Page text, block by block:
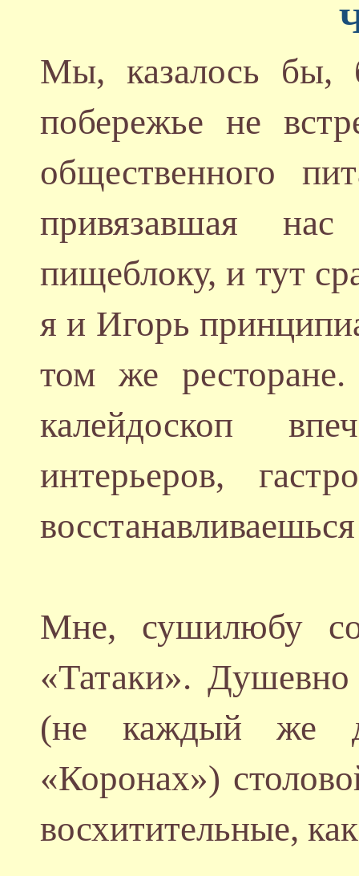
Мы, казалось бы,
побережье не
общественного
привязавшая
пищеблоку, и тут
я и Игорь
том же
калейдоскоп
интерьеров,
Мне, сушилюбу
«Татаки».
(не каждый же
«Коронах»)
восхитительные,